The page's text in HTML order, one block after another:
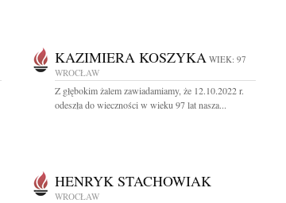
KAZIMIERA KOSZYKA WIEK: 97
WROCŁAW
Z głębokim żalem zawiadamiamy, że 12.10.2022 r.
odeszła do wieczności w wieku 97 lat nasza...
HENRYK STACHOWIAK
WROCŁAW